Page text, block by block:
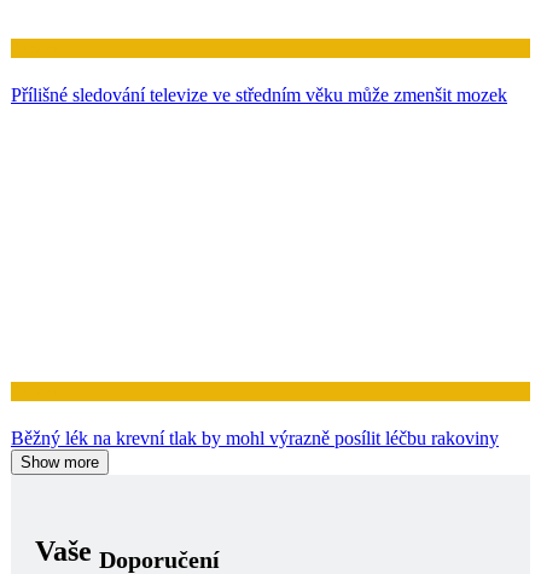
Přílišné sledování televize ve středním věku může zmenšit mozek
Běžný lék na krevní tlak by mohl výrazně posílit léčbu rakoviny
Show more
Vaše Doporučení